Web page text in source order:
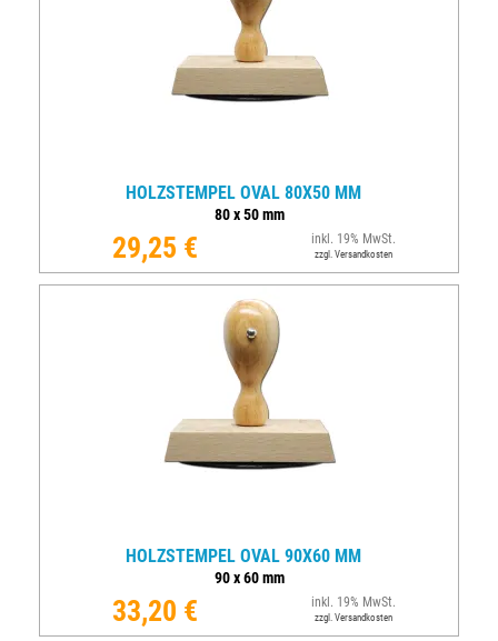
HOLZSTEMPEL OVAL 80X50 MM
80x50mm
29,25 € inkl. 19% MwSt.
zzgl. Versandkosten
HOLZSTEMPEL OVAL 90X60 MM
90x60mm
33,20 € inkl. 19% MwSt.
zzgl. Versandkosten